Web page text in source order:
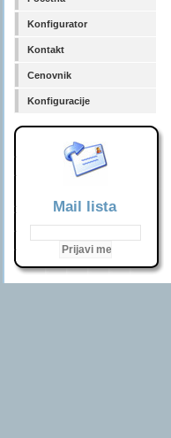
Konfigurator
Kontakt
Cenovnik
Konfiguracije
Mail lista